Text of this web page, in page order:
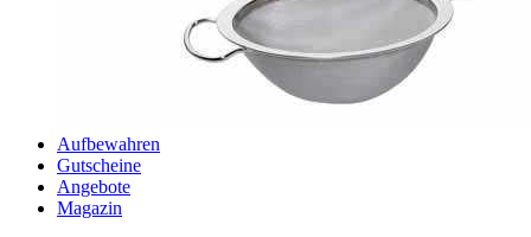
Aufbewahren
Gutscheine
Angebote
Magazin